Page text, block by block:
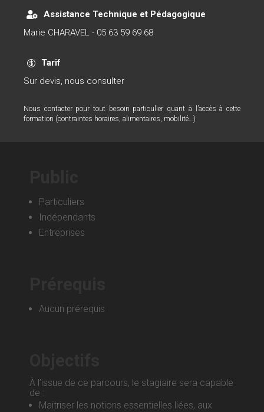
Particuliers
Indépendants
Entreprises
Aucun prérequis
À l’issue de ce parcours, le stagiaire sera capable
de :
Maitriser les notions essentielles liées, aux

Assistance Technique et Pédagogique
Marie CHARAVEL - 05 63 59 69 68

Tarif
Sur devis, nous consulter
Nous contacter pour tout besoin particulier quant à l’accès à cette
formation (contraintes horaires, alimentaires, mobilité…)